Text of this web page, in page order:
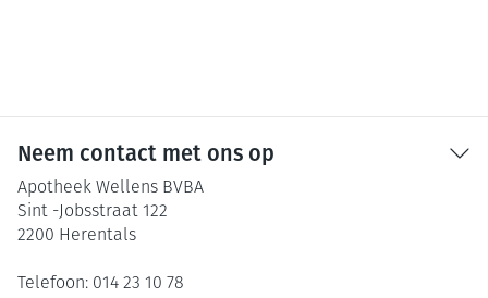
Neem contact met ons op
Apotheek Wellens BVBA
Sint -Jobsstraat 122
2200 Herentals
Telefoon: 014 23 10 78